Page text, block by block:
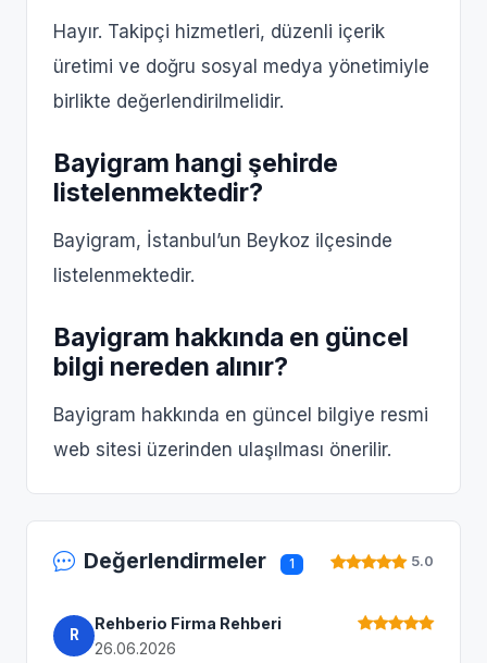
Hayır. Takipçi hizmetleri, düzenli içerik
üretimi ve doğru sosyal medya yönetimiyle
birlikte değerlendirilmelidir.
Bayigram hangi şehirde
listelenmektedir?
Bayigram, İstanbul’un Beykoz ilçesinde
listelenmektedir.
Bayigram hakkında en güncel
bilgi nereden alınır?
Bayigram hakkında en güncel bilgiye resmi
web sitesi üzerinden ulaşılması önerilir.
Değerlendirmeler 1 5.0
R
Rehberio Firma Rehberi
26.06.2026